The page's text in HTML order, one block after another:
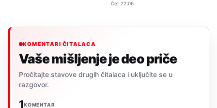
Čet 22:06
KOMENTARI ČITALACA
Vaše mišljenje je deo priče
Pročitajte stavove drugih čitalaca i uključite se u
razgovor.
1KOMENTAR